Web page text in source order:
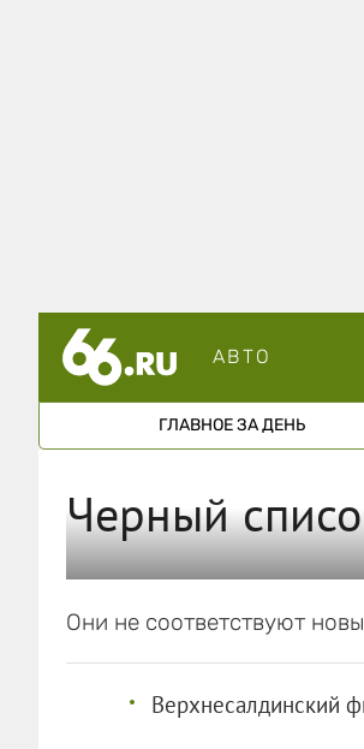
АВТО
ГЛАВНОЕ ЗА ДЕНЬ
Черный
Они не соответствуют
Верхнесалдинский